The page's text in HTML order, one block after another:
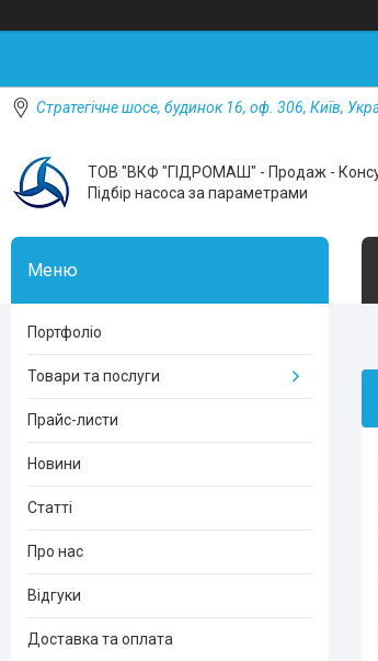
Стратегічне шосе, будинок 16, оф. 306, Київ,
ТОВ "ВКФ "ГІДРОМАШ" - Продаж -
Підбір насоса за параметрами
Портфоліо
Товари та послуги
Прайс-листи
Новини
Статті
Про нас
Відгуки
Доставка та оплата